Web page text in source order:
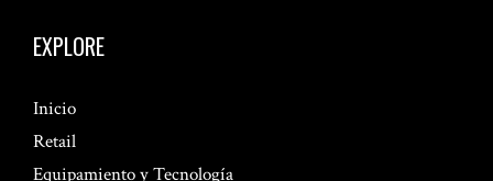
EXPLORE
Inicio
Retail
Equipamiento y Tecnología